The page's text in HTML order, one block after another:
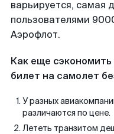
варьируется, самая
пользователями
Аэрофлот.
Как еще сэкономить
билет на самолет
У разных
различаются по цене.
Лететь транзитом